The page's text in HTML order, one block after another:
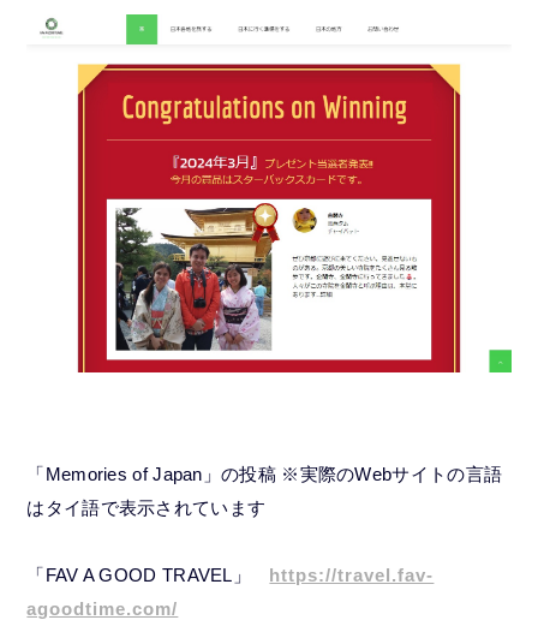
「Memories of Japan」の投稿 ※実際のWebサイトの言語
はタイ語で表示されています
「FAV A GOOD TRAVEL」 https://travel.fav-
agoodtime.com/